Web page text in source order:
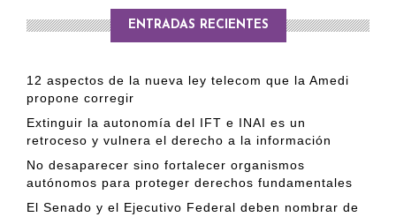
ENTRADAS RECIENTES
12 aspectos de la nueva ley telecom que la Amedi
propone corregir
Extinguir la autonomía del IFT e INAI es un
retroceso y vulnera el derecho a la información
No desaparecer sino fortalecer organismos
autónomos para proteger derechos fundamentales
El Senado y el Ejecutivo Federal deben nombrar de